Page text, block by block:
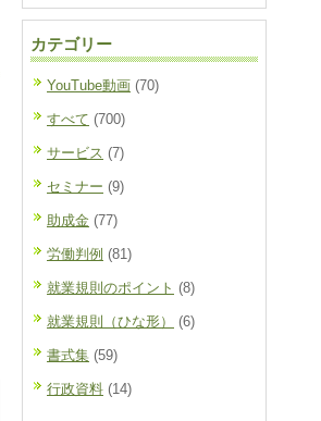
カテゴリー
YouTube動画 (70)
すべて (700)
サービス (7)
セミナー (9)
助成金 (77)
労働判例 (81)
就業規則のポイント (8)
就業規則（ひな形） (6)
書式集 (59)
行政資料 (14)